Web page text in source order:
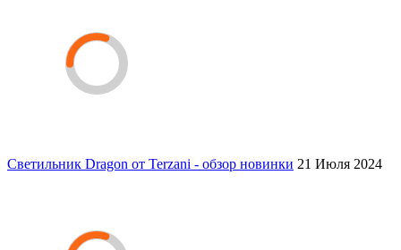
Светильник Dragon от Terzani - обзор новинки 21 Июля 2024